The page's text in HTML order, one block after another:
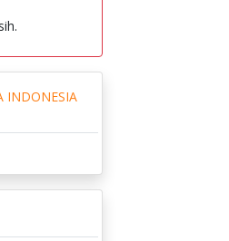
INDONESIA